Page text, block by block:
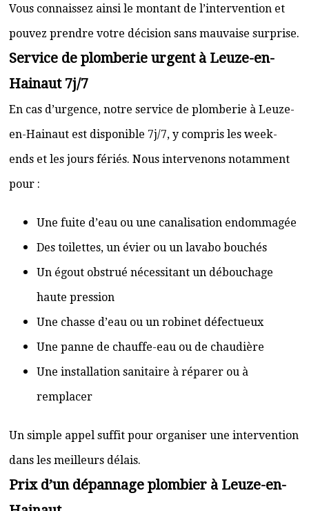
Vous connaissez ainsi le montant de l’intervention et
pouvez prendre votre décision sans mauvaise surprise.
Service de plomberie urgent à Leuze-en-
Hainaut 7j/7
En cas d’urgence, notre service de plomberie à Leuze-
en-Hainaut est disponible 7j/7, y compris les week-
ends et les jours fériés. Nous intervenons notamment
pour :
Une fuite d’eau ou une canalisation endommagée
Des toilettes, un évier ou un lavabo bouchés
Un égout obstrué nécessitant un débouchage
haute pression
Une chasse d’eau ou un robinet défectueux
Une panne de chauffe-eau ou de chaudière
Une installation sanitaire à réparer ou à
remplacer
Un simple appel suffit pour organiser une intervention
dans les meilleurs délais.
Prix d’un dépannage plombier à Leuze-en-